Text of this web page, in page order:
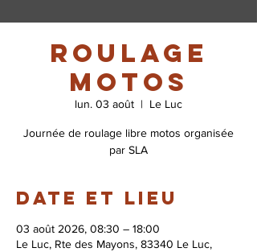
Roulage
motos
lun. 03 août
  |
Le Luc
Journée de roulage libre motos organisée
par SLA
Date et lieu
03 août 2026, 08:30 – 18:00
Le Luc, Rte des Mayons, 83340 Le Luc,